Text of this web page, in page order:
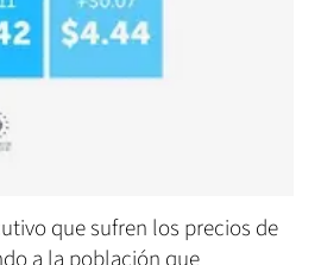
que sufren los precios de